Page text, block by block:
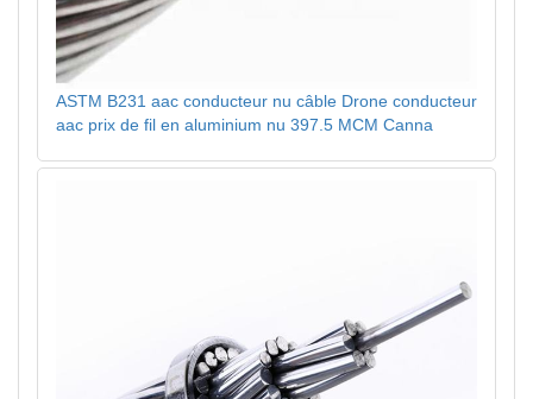
ASTM B231 aac conducteur nu câble Drone conducteur
aac prix de fil en aluminium nu 397.5 MCM Canna